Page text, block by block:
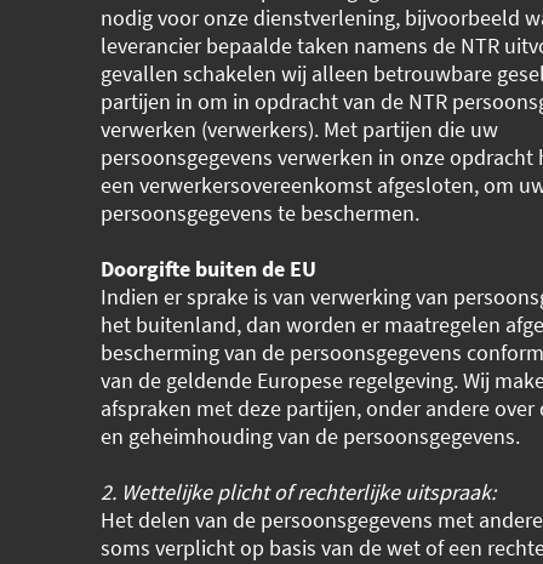
nodig voor onze dienstverlening, bijvoorbeeld
leverancier bepaalde taken namens de NTR
gevallen schakelen wij alleen betrouwbare
partijen in om in opdracht van de NTR
verwerken (verwerkers). Met partijen die uw
persoonsgegevens verwerken in onze opdracht
een verwerkersovereenkomst afgesloten, om
persoonsgegevens te beschermen.
Doorgifte buiten de EU
Indien er sprake is van verwerking van
het buitenland, dan worden er maatregelen
bescherming van de persoonsgegevens
van de geldende Europese regelgeving. Wij
afspraken met deze partijen, onder andere over
en geheimhouding van de persoonsgegevens.
2. Wettelijke plicht of rechterlijke uitspraak:
Het delen van de persoonsgegevens met
soms verplicht op basis van de wet of een